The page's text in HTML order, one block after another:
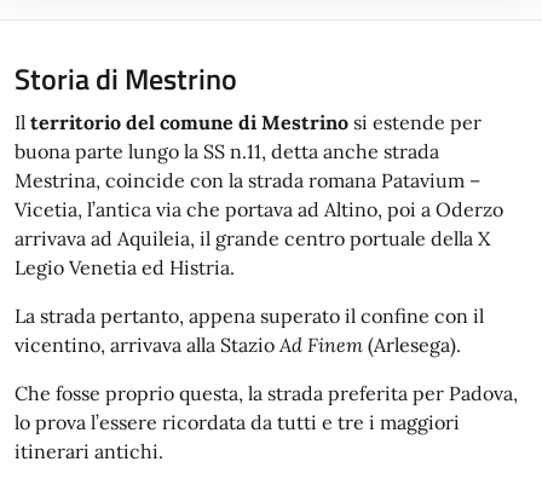
Storia di Mestrino
Il territorio del comune di Mestrino si estende per
buona parte lungo la SS n.11, detta anche strada
Mestrina, coincide con la strada romana Patavium –
Vicetia, l’antica via che portava ad Altino, poi a Oderzo
arrivava ad Aquileia, il grande centro portuale della X
Legio Venetia ed Histria.
La strada pertanto, appena superato il confine con il
vicentino, arrivava alla StazioAd Finem (Arlesega).
Che fosse proprio questa, la strada preferita per Padova,
lo prova l’essere ricordata da tutti e tre i maggiori
itinerari antichi.